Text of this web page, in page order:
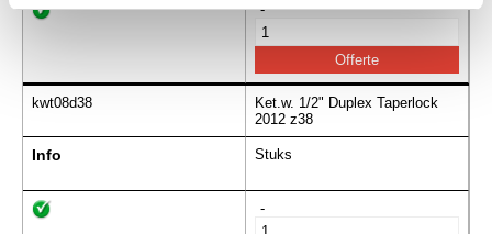
-
kwt08d38
Ket.w. 1/2" Duplex Taperlock
2012 z38
Info Stuks
-